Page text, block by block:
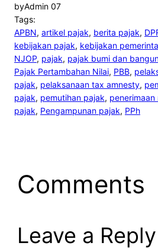
byAdmin 07
Tags:
APBN, artikel pajak, berita pajak,
kebijakan pajak, kebijakan
NJOP, pajak, pajak bumi dan
Pajak Pertambahan Nilai, PBB,
pajak, pelaksanaan tax amnesty,
pajak, pemutihan pajak, penerimaan
pajak, Pengampunan pajak, PPh
Comments
Leave a Reply